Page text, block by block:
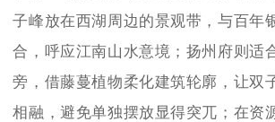
子峰放在西湖周边的景观带，与百年
合，呼应江南山水意境；扬州府则适
旁，借藤蔓植物柔化建筑轮廓，让双
相融，避免单独摆放显得突兀；在资